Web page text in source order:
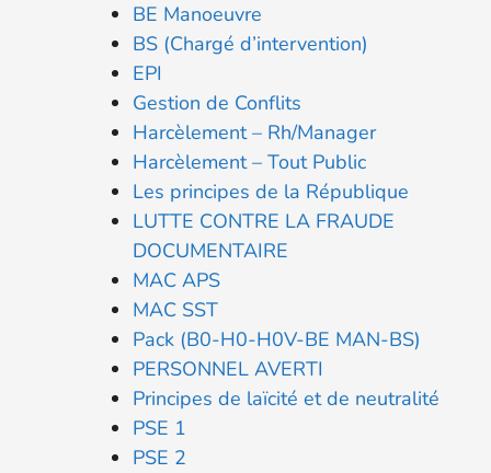
BE Manoeuvre
BS (Chargé d’intervention)
EPI
Gestion de Conflits
Harcèlement – Rh/Manager
Harcèlement – Tout Public
Les principes de la République
LUTTE CONTRE LA FRAUDE
DOCUMENTAIRE
MAC APS
MAC SST
Pack (B0-H0-H0V-BE MAN-BS)
PERSONNEL AVERTI
Principes de laïcité et de neutralité
PSE 1
PSE 2